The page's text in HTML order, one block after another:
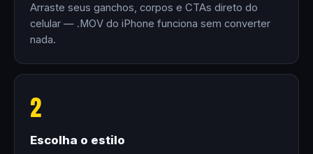
Arraste seus ganchos, corpos e CTAs direto do
celular — .MOV do iPhone funciona sem converter
nada.
2
Escolha o estilo